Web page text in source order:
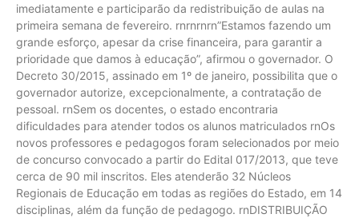
imediatamente e participarão da redistribuição de aulas na
primeira semana de fevereiro. rnrnrnrn”Estamos fazendo um
grande esforço, apesar da crise financeira, para garantir a
prioridade que damos à educação”, afirmou o governador. O
Decreto 30/2015, assinado em 1º de janeiro, possibilita que o
governador autorize, excepcionalmente, a contratação de
pessoal. rnSem os docentes, o estado encontraria
dificuldades para atender todos os alunos matriculados rnOs
novos professores e pedagogos foram selecionados por meio
de concurso convocado a partir do Edital 017/2013, que teve
cerca de 90 mil inscritos. Eles atenderão 32 Núcleos
Regionais de Educação em todas as regiões do Estado, em 14
disciplinas, além da função de pedagogo. rnDISTRIBUIÇÃO